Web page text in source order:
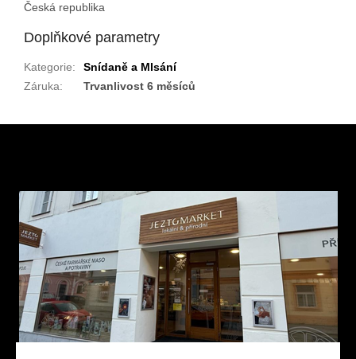
Česká republika
Doplňkové parametry
Kategorie:
Snídaně a Mlsání
Záruka: Trvanlivost 6 měsíců